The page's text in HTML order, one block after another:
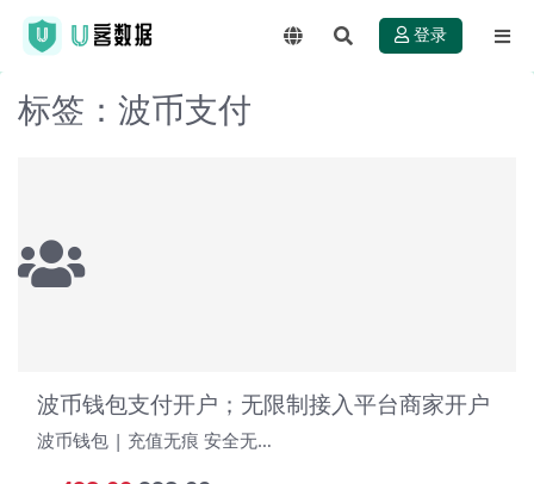
登录
标签：波币支付
波币钱包支付开户；无限制接入平台商家开户
波币钱包 | 充值无痕 安全无…